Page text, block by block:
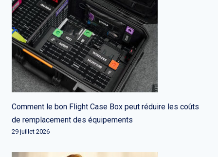
Comment le bon Flight Case Box peut réduire les coûts
de remplacement des équipements
29 juillet 2026